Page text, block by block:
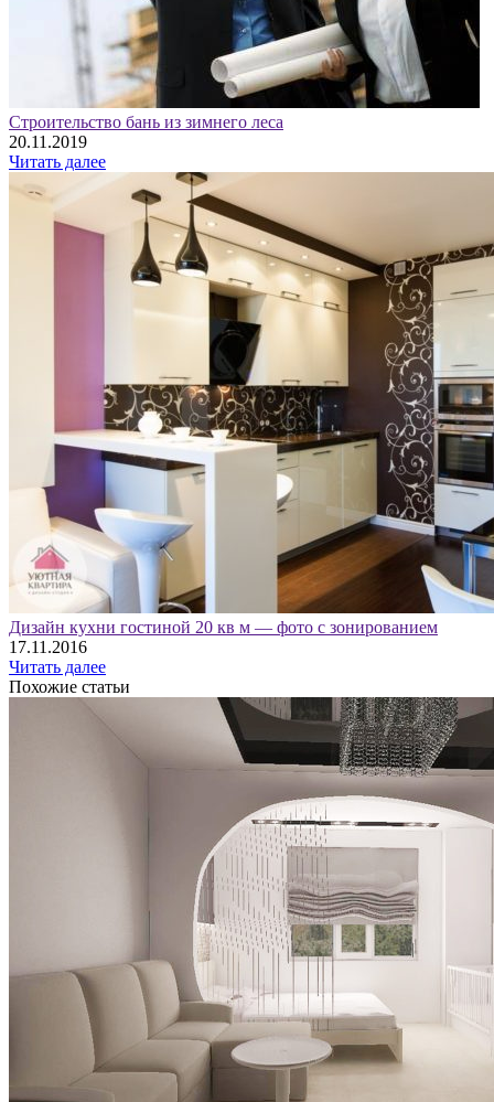
Строительство бань из зимнего леса
20.11.2019
Читать далее
Дизайн кухни гостиной 20 кв м — фото с зонированием
17.11.2016
Читать далее
Похожие статьи